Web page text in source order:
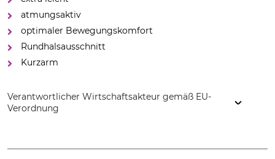
atmungsaktiv
optimaler Bewegungskomfort
Rundhalsausschnitt
Kurzarm
Verantwortlicher Wirtschaftsakteur gemäß EU-
Verordnung
www.percussion-europe.com